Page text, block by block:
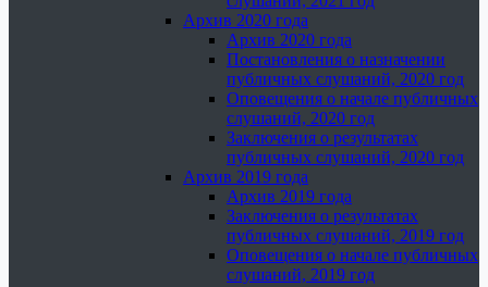
Архив 2020 года
Архив 2020 года
Постановления о назначении
публичных слушаний, 2020 год
Оповещения о начале публичных
слушаний, 2020 год
Заключения о результатах
публичных слушаний, 2020 год
Архив 2019 года
Архив 2019 года
Заключения о результатах
публичных слушаний, 2019 год
Оповещения о начале публичных
слушаний, 2019 год